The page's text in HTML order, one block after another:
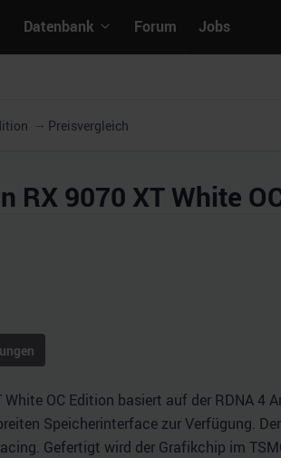
Datenbank Forum Jobs
Preisvergleich
RX 9070 XT White
White OC Edition basiert auf der RDNA 4
Speicherinterface zur Verfügung.
Gefertigt wird der Grafikchip im